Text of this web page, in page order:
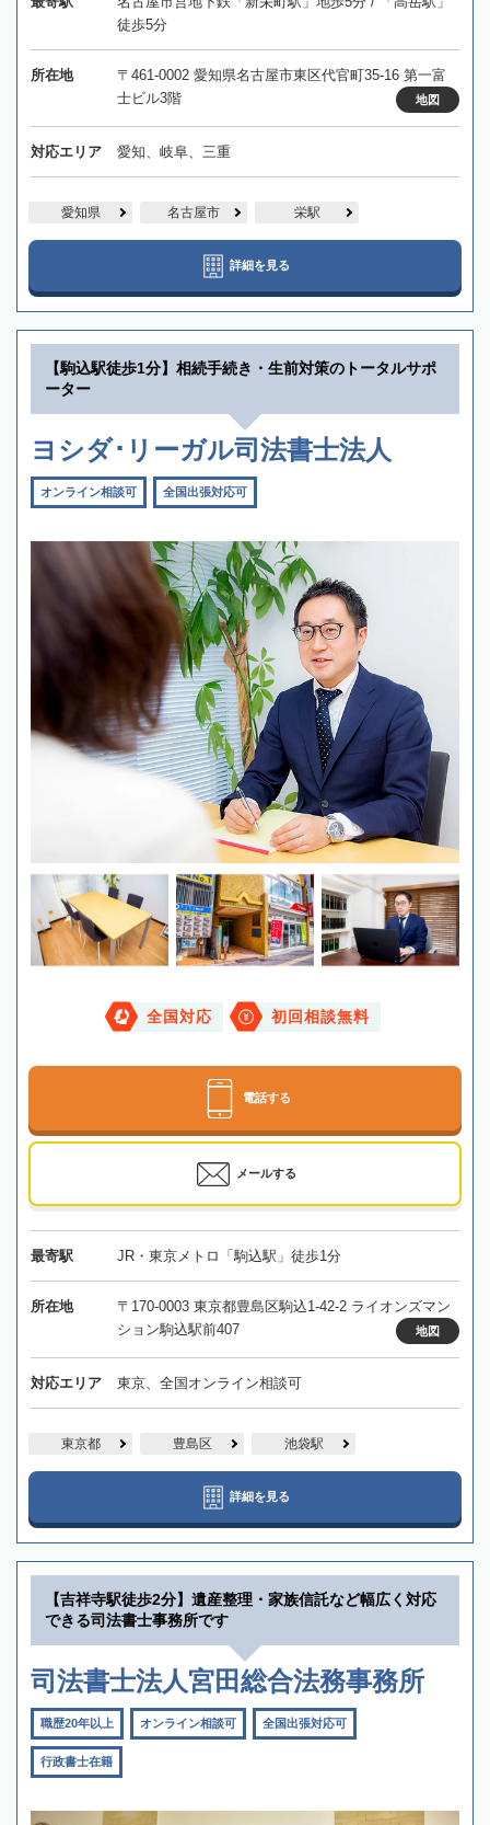
徒歩5分
所在地
〒461-0002 愛知県名古屋市東区代官町35-16 第一富
士ビル3階
地図
対応エリア 愛知、岐阜、三重
愛知県 名古屋市 栄駅
詳細を見る
【駒込駅徒歩1分】相続手続き・生前対策のトータルサポ
ーター
ヨシダ･リーガル司法書士法人
オンライン相談可 全国出張対応可
全国対応 初回相談無料
電話する
メールする
最寄駅 JR・東京メトロ「駒込駅」徒歩1分
所在地
〒170-0003 東京都豊島区駒込1-42-2 ライオンズマン
ション駒込駅前407
地図
対応エリア 東京、全国オンライン相談可
東京都 豊島区 池袋駅
詳細を見る
【吉祥寺駅徒歩2分】遺産整理・家族信託など幅広く対応
できる司法書士事務所です
司法書士法人宮田総合法務事務所
職歴20年以上 オンライン相談可 全国出張対応可
行政書士在籍